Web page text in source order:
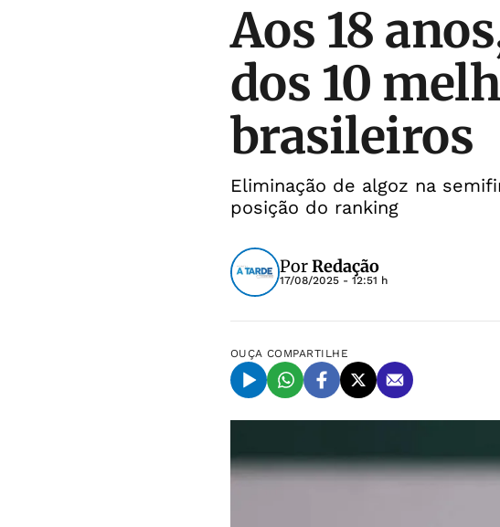
Aos 18
dos 10
brasileiros
Eliminação de algoz na
posição do ranking
PorRedação
17/08/2025 - 12:51 h
OUÇA COMPARTILHE